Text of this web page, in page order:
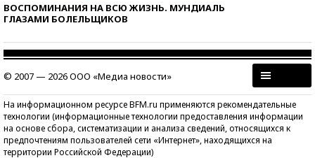
ВОСПОМИНАНИЯ НА ВСЮ ЖИЗНЬ. МУНДИАЛЬ
ГЛАЗАМИ БОЛЕЛЬЩИКОВ
© 2007 — 2026 ООО «Медиа новости»
На информационном ресурсе BFM.ru применяются рекомендательные
технологии (информационные технологии предоставления информации
на основе сбора, систематизации и анализа сведений, относящихся к
предпочтениям пользователей сети «Интернет», находящихся на
территории Российской Федерации)